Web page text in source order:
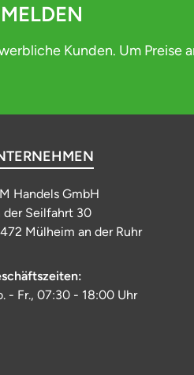
Kunden. Um Preise
Handels GmbH
der Seilfahrt 30
Mülheim an der Ruhr
- Fr., 07:30 - 18:00 Uhr